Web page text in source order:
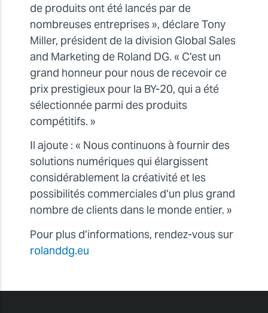
de produits ont été lancés par de
nombreuses entreprises », déclare Tony
Miller, président de la division Global Sales
and Marketing de Roland DG. « C’est un
grand honneur pour nous de recevoir ce
prix prestigieux pour la BY-20, qui a été
sélectionnée parmi des produits
compétitifs. »
Il ajoute : « Nous continuons à fournir des
solutions numériques qui élargissent
considérablement la créativité et les
possibilités commerciales d’un plus grand
nombre de clients dans le monde entier. »
Pour plus d’informations, rendez-vous sur
rolanddg.eu